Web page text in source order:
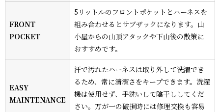
FRONT
POCKET
5リットルのフロントポケットとハーネスを
組み合わせるとサブザックになります。山
小屋からの山頂アタックや下山後の散策に
おすすめです。
EASY
MAINTENANCE
汗で汚れたハーネスは取り外して洗濯でき
るため、常に清潔さをキープできます。洗濯
機は使用せず、手洗いして陰干ししてくだ
さい。万が一の破損時には修理交換も容易